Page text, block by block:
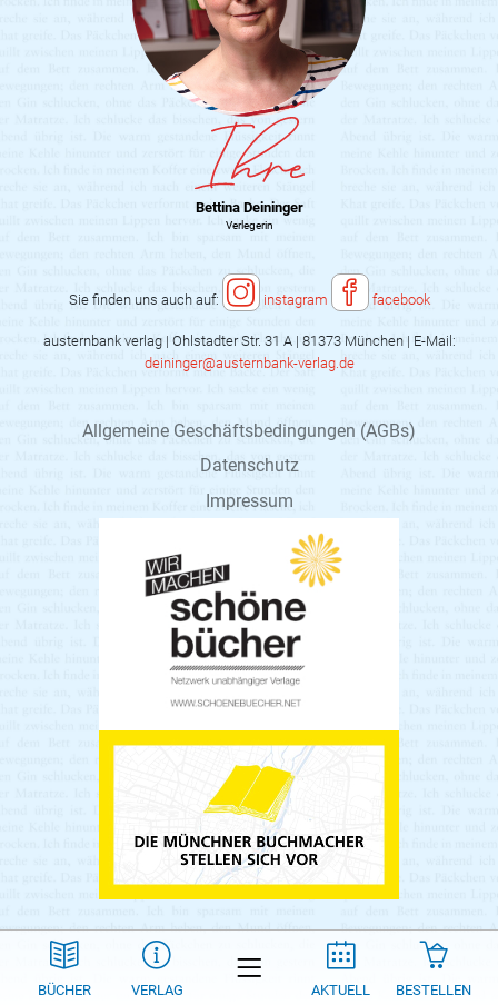
Bettina Deininger
Verlegerin
Sie finden uns auch auf: instagram facebook
austernbank verlag | Ohlstadter Str. 31 A | 81373 München | E-Mail:
deininger@austernbank-verlag.de
Allgemeine Geschäftsbedingungen (AGBs)
Datenschutz
Impressum
BÜCHER VERLAG AKTUELL BESTELLEN